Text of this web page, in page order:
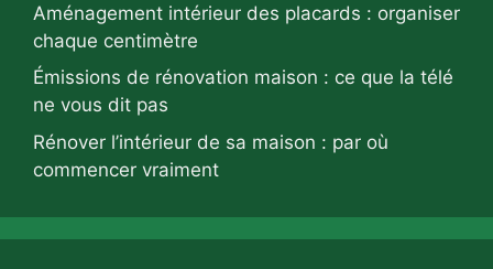
Aménagement intérieur des placards : organiser
chaque centimètre
Émissions de rénovation maison : ce que la télé
ne vous dit pas
Rénover l’intérieur de sa maison : par où
commencer vraiment